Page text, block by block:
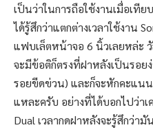
เป็นว่าในการถือใช้งานเมื่อเที
ได้รู้สึกว่าแตกต่างเวลาใช้งาน
แฟบเล็ตหน้าจอ 6 นิ้วเลยหล่ะ วั
จะมีข้อติก็ตรงที่ฝาหลังเป็นรอ
รอยขีดข่วน) และก็จะหักคะแน
แหละครับ อย่างที่ได้บอกไปว่าเ
Dual เวลากดฝาหลังจะรู้สึกว่